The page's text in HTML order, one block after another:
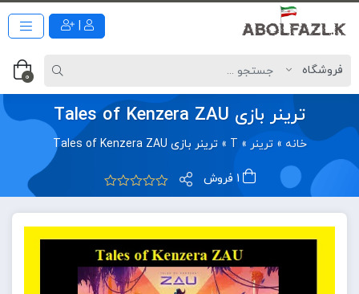
0
ترینر بازی Tales of Kenzera ZAU
خانه »ترینر »
T
»ترینر بازی Tales of Kenzera ZAU